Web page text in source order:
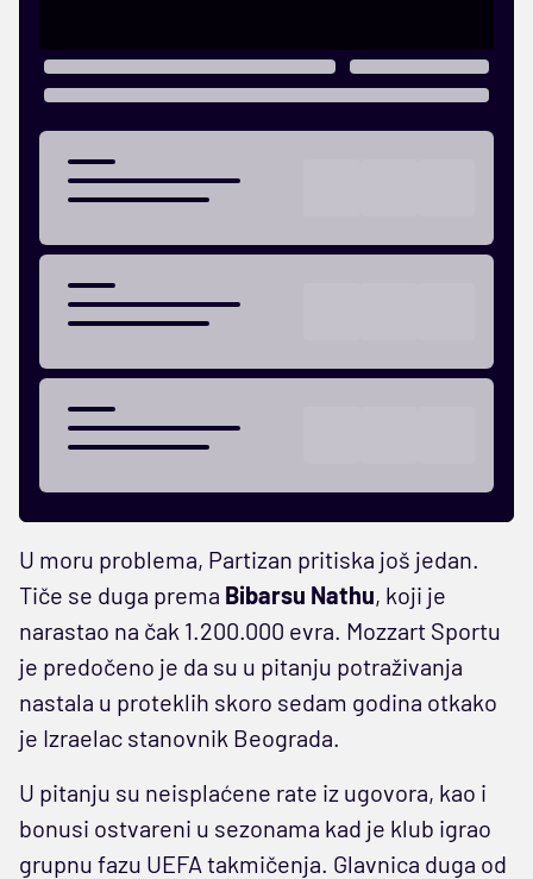
U moru problema, Partizan pritiska još jedan.
Tiče se duga prema Bibarsu Nathu, koji je
narastao na čak 1.200.000 evra. Mozzart Sportu
je predočeno je da su u pitanju potraživanja
nastala u proteklih skoro sedam godina otkako
je Izraelac stanovnik Beograda.
U pitanju su neisplaćene rate iz ugovora, kao i
bonusi ostvareni u sezonama kad je klub igrao
grupnu fazu UEFA takmičenja. Glavnica duga od